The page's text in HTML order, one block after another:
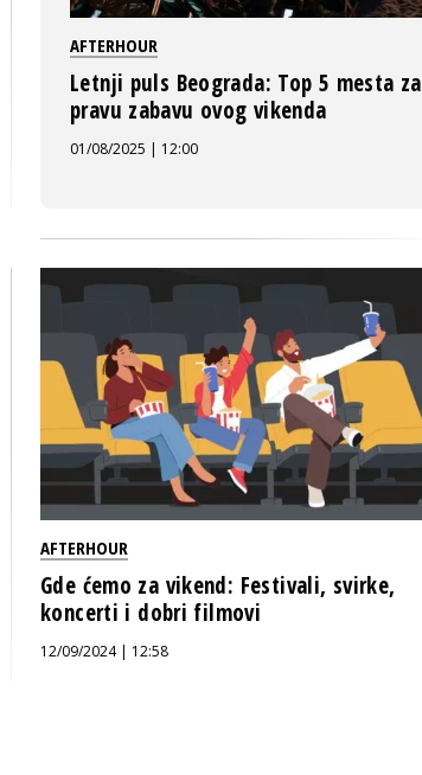
AFTERHOUR
Letnji puls Beograda: Top 5 mesta za
pravu zabavu ovog vikenda
01/08/2025 | 12:00
AFTERHOUR
Gde ćemo za vikend: Festivali, svirke,
koncerti i dobri filmovi
12/09/2024 | 12:58